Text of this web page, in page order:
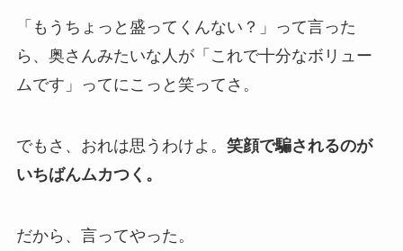
「もうちょっと盛ってくんない？」って言った
ら、奥さんみたいな人が「これで十分なボリュー
ムです」ってにこっと笑ってさ。
でもさ、おれは思うわけよ。 笑顔で騙されるのが
いちばんムカつく。
だから、言ってやった。